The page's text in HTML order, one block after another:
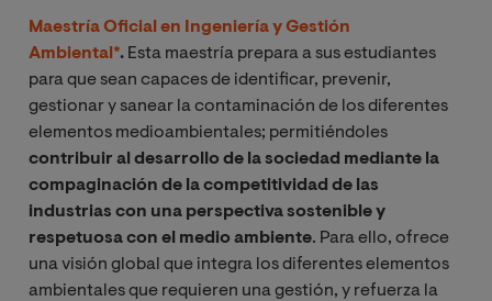
Maestría Oficial en Ingeniería y Gestión
Ambiental*. Esta maestría prepara a sus estudiantes
para que sean capaces de identificar, prevenir,
gestionar y sanear la contaminación de los diferentes
elementos medioambientales; permitiéndoles
contribuir al desarrollo de la sociedad mediante la
compaginación de la competitividad de las
industrias con una perspectiva sostenible y
respetuosa con el medio ambiente. Para ello, ofrece
una visión global que integra los diferentes elementos
ambientales que requieren una gestión, y refuerza la